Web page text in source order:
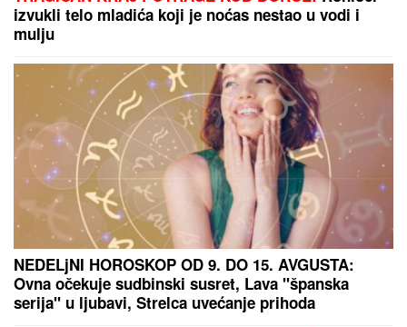
(FOTO) NAKON RAZVODA POTPUNO POSVEĆEN
NASLEDNICI
Miodrag Dragičević objavio fotografiju
ćerke, Vasilija je mamina slika i prilika